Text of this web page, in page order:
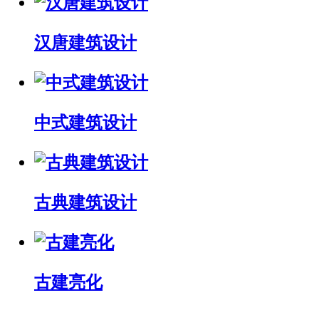
汉唐建筑设计
中式建筑设计
古典建筑设计
古建亮化